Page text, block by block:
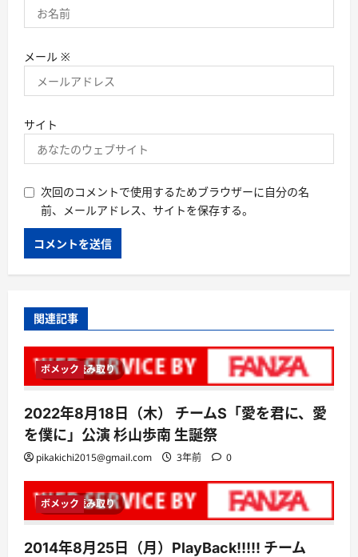
メール ※
サイト
次回のコメントで使用するためブラウザーに自分の名
前、メールアドレス、サイトを保存する。
関連記事
1 分読み取り
ボメック
2022年8月18日（木） チームS「愛を君に、愛
を僕に」公演 杉山歩南 生誕祭
pikakichi2015@gmail.com 3年前 0
1 分読み取り
ボメック
2014年8月25日（月）PlayBack!!!!! チーム